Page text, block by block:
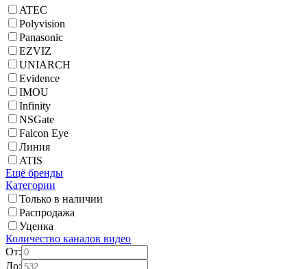
ATEC
Polyvision
Panasonic
EZVIZ
UNIARCH
Evidence
IMOU
Infinity
NSGate
Falcon Eye
Линия
ATIS
Ещё бренды
Категории
Только в наличии
Распродажа
Уценка
Количество каналов видео
От:
До: